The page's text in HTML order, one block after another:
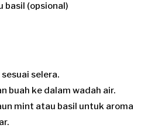
basil (opsional)
selera.
buah ke dalam wadah air.
mint atau basil untuk aroma